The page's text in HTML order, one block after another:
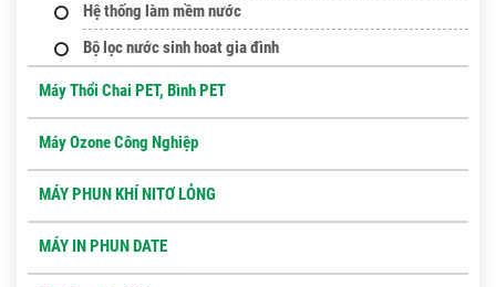
Hệ thống làm mềm nước
Bộ lọc nước sinh hoat gia đình
Máy Thổi Chai PET, Bình PET
Máy Ozone Công Nghiệp
MÁY PHUN KHÍ NITƠ LỎNG
MÁY IN PHUN DATE